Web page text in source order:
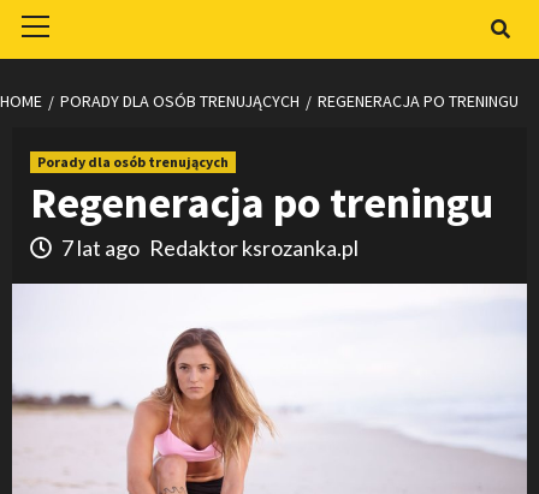
Menu
HOME PORADY DLA OSÓB TRENUJĄCYCH REGENERACJA PO TRENINGU
Porady dla osób trenujących
Regeneracja po treningu
7 lat ago Redaktor ksrozanka.pl